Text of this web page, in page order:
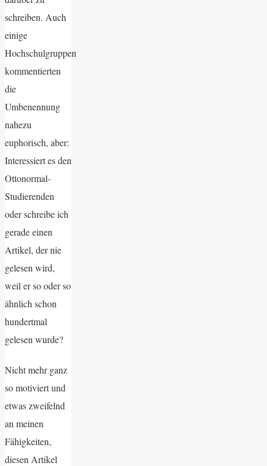
schreiben. Auch
einige
Hochschulgruppen
kommentierten
die
Umbenennung
nahezu
euphorisch, aber:
Interessiert es den
Ottonormal-
Studierenden
oder schreibe ich
gerade einen
Artikel, der nie
gelesen wird,
weil er so oder so
ähnlich schon
hundertmal
gelesen wurde?
Nicht mehr ganz
so motiviert und
etwas zweifelnd
an meinen
Fähigkeiten,
diesen Artikel